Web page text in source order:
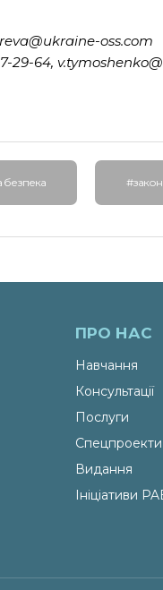
oss.com
29-64,
безпека
ПРО НАС
Навчання
Консультації
Послуги
Спецпроекти
Видання
Ініціативи